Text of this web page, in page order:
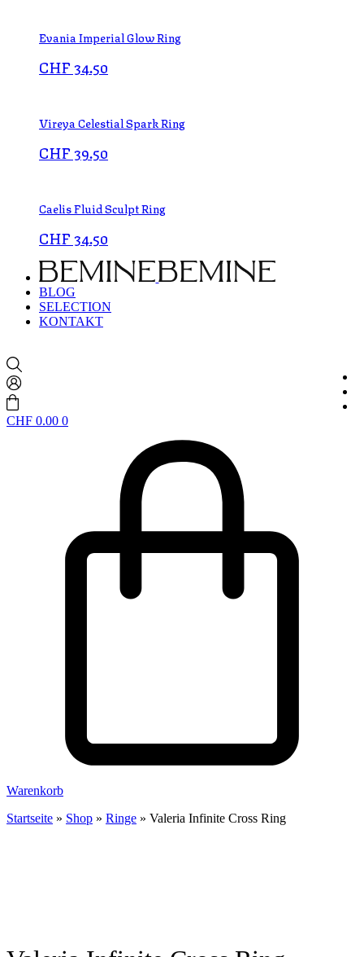
Evania Imperial Glow Ring
CHF34.50
Vireya Celestial Spark Ring
CHF39.50
Caelis Fluid Sculpt Ring
CHF34.50
BLOG
SELECTION
KONTAKT
CHF 0.00 0
Warenkorb
Startseite » Shop » Ringe » Valeria Infinite Cross Ring